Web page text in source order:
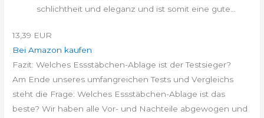
schlichtheit und eleganz und ist somit eine gute...
13,39 EUR
Bei Amazon kaufen
Fazit: Welches Essstäbchen-Ablage ist der Testsieger?
Am Ende unseres umfangreichen Tests und Vergleichs
steht die Frage: Welches Essstäbchen-Ablage ist das
beste? Wir haben alle Vor- und Nachteile abgewogen und